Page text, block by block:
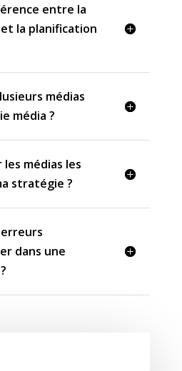
entre la
la planification
médias
média ?
médias les
stratégie ?
dans une